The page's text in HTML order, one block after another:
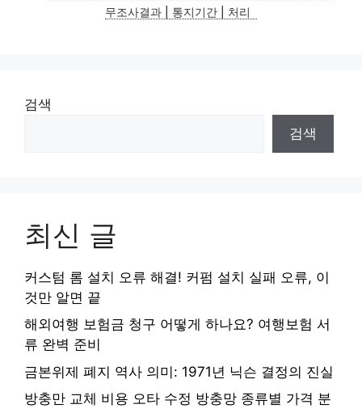
무조사결과 | 통지기간 | 처리
검색
검색
최신 글
커스텀 롬 설치 오류 해결! 커펌 설치 실패 오류, 이
것만 알면 끝
해외여행 보험금 청구 어떻게 하나요? 여행보험 서
류 완벽 준비
금본위제 폐지 역사 의미: 1971년 닉슨 결정의 진실
방충만 교체 비용 오타 수정 방충망 종류별 가격 분